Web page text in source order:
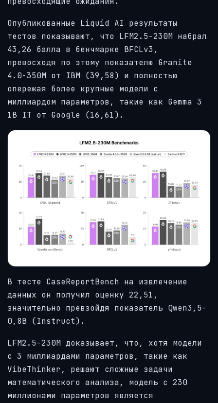
Опубликованные Liquid AI результаты
тестов показывают, что LFM2.5-230M набрал
43,26 балла в бенчмарке BFCLv3,
превосходя по этому показателю Granite
4.0-350M от IBM (39,58) и полностью
опережая более крупные модели с
миллиардом параметров, такие как Gemma 3
1B IT от Google (16,61).
В тесте CaseReportBench на извлечение
данных он получил оценку 22,51,
значительно превзойдя показатель Qwen3,5-
0,8B (Instruct).
LFM2.5-230M доказывает, что, хотя модели
с 3 миллиардами параметров, такие как
VibeThinker, решают сложные задачи
математического анализа, модель с 230
миллионами параметров является